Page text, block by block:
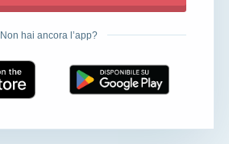
Non hai ancora l’app?